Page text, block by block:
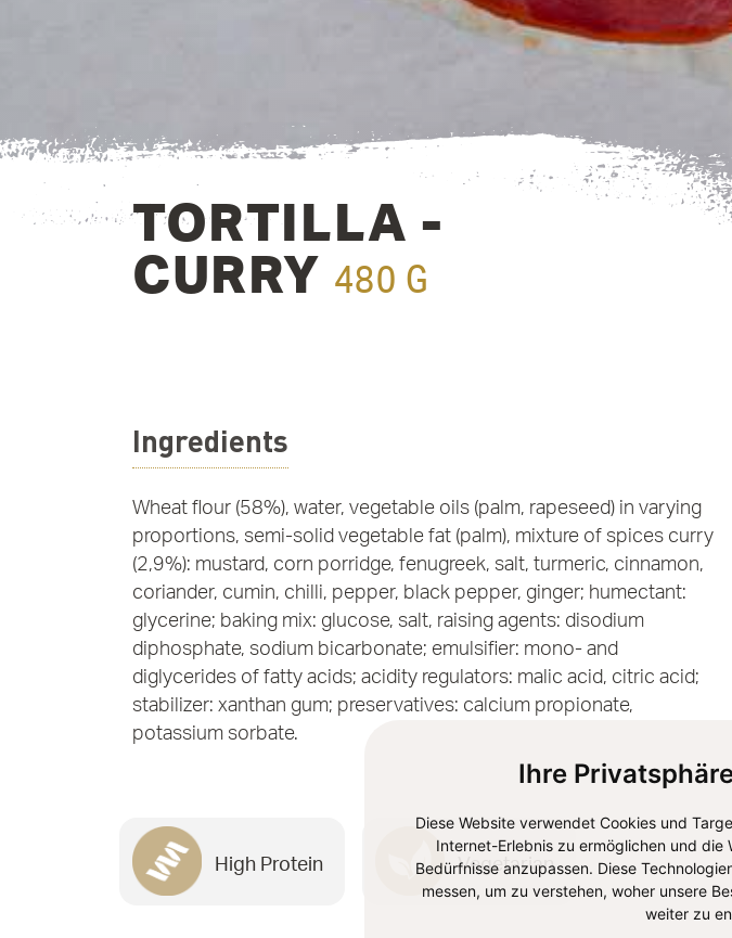
Ihre
Diese Website verwendet Cookies und
Internet-Erlebnis zu ermöglichen und die
Bedürfnisse anzupassen. Diese
messen, um zu verstehen, woher unsere
weiter zu
TORTILLA -
CURRY 480 G
Ingredients
Wheat flour (58%), water, vegetable oils (palm, rapeseed) in varying
proportions, semi-solid vegetable fat (palm), mixture of spices curry
(2,9%): mustard, corn porridge, fenugreek, salt, turmeric, cinnamon,
coriander, cumin, chilli, pepper, black pepper, ginger; humectant:
glycerine; baking mix: glucose, salt, raising agents: disodium
diphosphate, sodium bicarbonate; emulsifier: mono- and
diglycerides of fatty acids; acidity regulators: malic acid, citric acid;
stabilizer: xanthan gum; preservatives: calcium propionate,
potassium sorbate.
High Protein Vegetarian